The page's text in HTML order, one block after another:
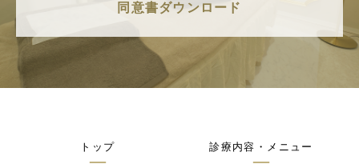
同意書ダウンロード
トップ 診療内容・メニュー